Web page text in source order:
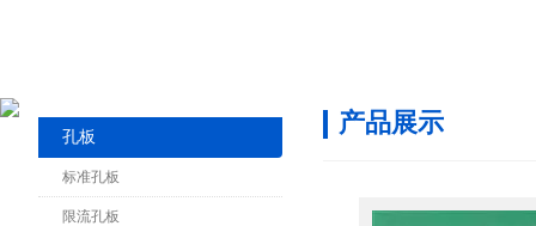
孔板
标准孔板
限流孔板
产品展示